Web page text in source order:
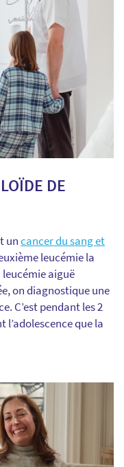
DE
uncancer du sang et
leucémie la
leucémie aiguë
on diagnostique une
C’est pendant les 2
l’adolescence que la